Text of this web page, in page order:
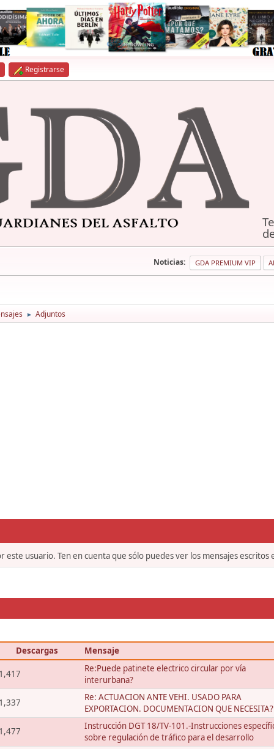
Registrarse
Noticias: GDA PREMIUM VIP
► Adjuntos
usuario. Ten en cuenta que sólo puedes ver los mensajes
Descargas Mensaje
Re:Puede patinete electrico circular por vía
interurbana?
Re: ACTUACION ANTE VEHI. USADO PARA
EXPORTACION. DOCUMENTACION QUE NECESITA?
Instrucción DGT 18/TV-101.-Instrucciones
sobre regulación de tráfico para el desarrollo